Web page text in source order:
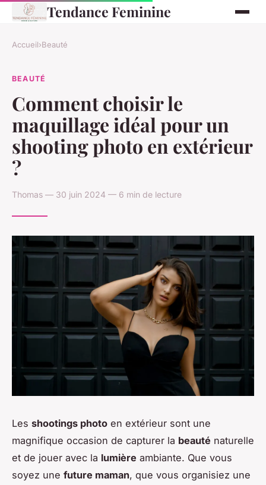
Tendance Feminine
Accueil›Beauté
BEAUTÉ
Comment choisir le
maquillage idéal pour un
shooting photo en extérieur
?
Thomas — 30 juin 2024 — 6 min de lecture
Les shootings photo en extérieur sont une
magnifique occasion de capturer la beauté naturelle
et de jouer avec la lumière ambiante. Que vous
soyez une future maman, que vous organisiez une